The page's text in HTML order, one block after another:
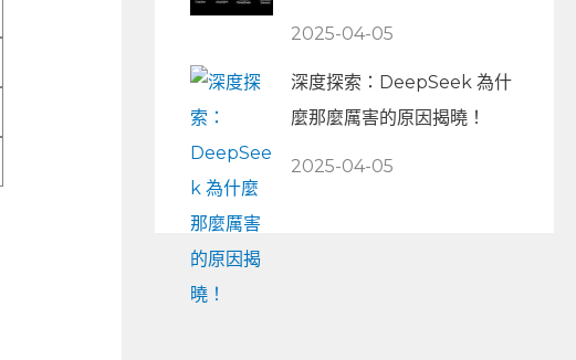
2025-04-05
深度探索：DeepSeek 為什
麼那麼厲害的原因揭曉！
2025-04-05